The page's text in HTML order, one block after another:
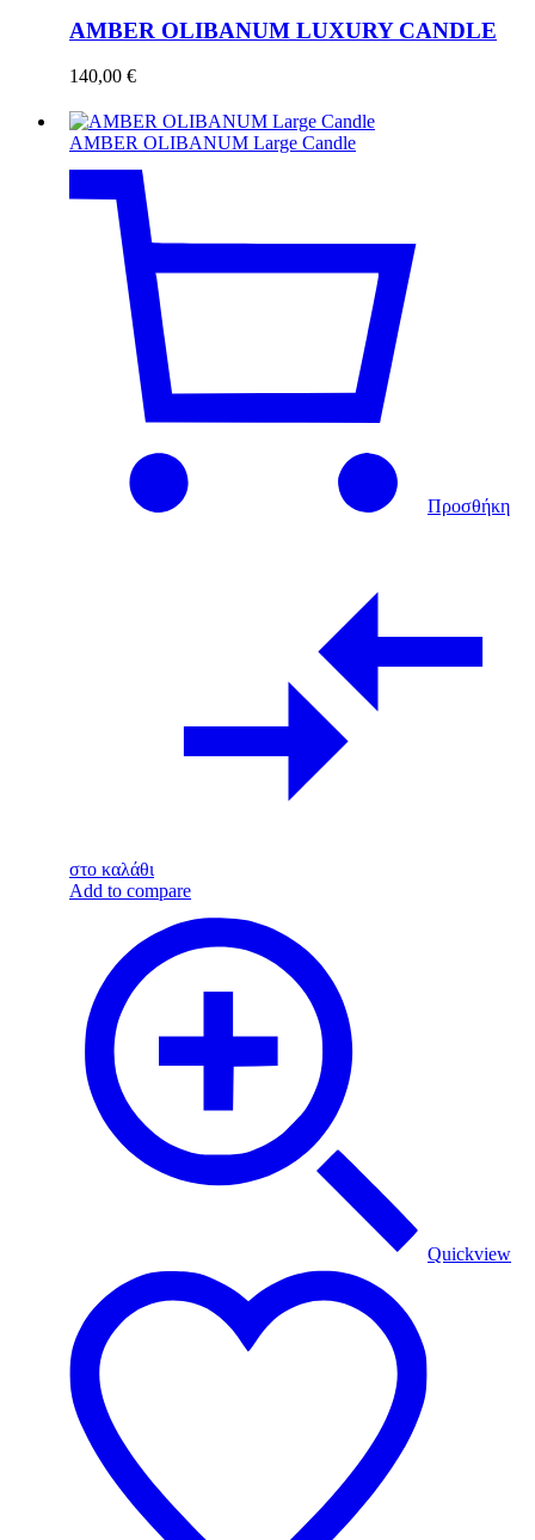
AMBER OLIBANUM LUXURY CANDLE
140,00 €
AMBER OLIBANUM Large Candle
Προσθήκη
στο καλάθι
Add to compare
Quickview